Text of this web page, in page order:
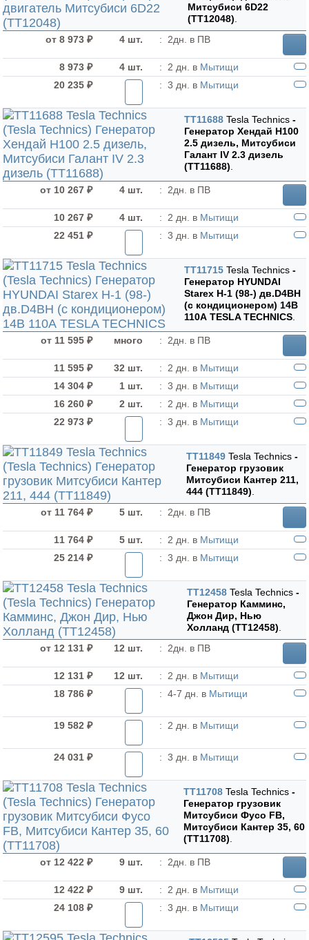
Митсубиси 6D22
(TT12048)
от 8 973 ₽
4 шт. : 2дн. в ПВ
8 973 ₽ 4 шт. : 2 дн. в Мытищи
20 235 ₽
: 3 дн. в Мытищи
TT11688Tesla Technics-
Генератор Хендай H100
2.5 дизель, Митсубиси
Галант IV 2.3 дизель
(TT11688)
от 10 267 ₽ 4 шт. : 2дн. в ПВ
10 267 ₽ 4 шт. : 2 дн. в Мытищи
22 451 ₽
: 3 дн. в Мытищи
TT11715Tesla Technics-
Генератор HYUNDAI
Starex H-1 (98-) дв.D4BH
(с кондиционером) 14В
110А TESLA TECHNICS
от 11 595 ₽ много : 2дн. в ПВ
11 595 ₽ 32 шт. : 2 дн. в Мытищи
14 304 ₽
1 шт. : 3 дн. в Мытищи
16 260 ₽
2 шт. : 2 дн. в Мытищи
22 973 ₽
: 3 дн. в Мытищи
TT11849Tesla Technics-
Генератор грузовик
Митсубиси Кантер 211,
444 (TT11849)
от 11 764 ₽
5 шт. : 2дн. в ПВ
11 764 ₽ 5 шт. : 2 дн. в Мытищи
25 214 ₽
: 3 дн. в Мытищи
TT12458Tesla Technics-
Генератор Камминс,
Джон Дир, Нью
Холланд (TT12458)
от 12 131 ₽
12 шт. : 2дн. в ПВ
12 131 ₽ 12 шт. : 2 дн. в Мытищи
18 786 ₽
: 4-7 дн. в Мытищи
19 582 ₽ : 2 дн. в Мытищи
24 031 ₽ : 3 дн. в Мытищи
TT11708Tesla Technics-
Генератор грузовик
Митсубиси Фусо FB,
Митсубиси Кантер 35, 60
(TT11708)
от 12 422 ₽ 9 шт. : 2дн. в ПВ
12 422 ₽ 9 шт. : 2 дн. в Мытищи
24 108 ₽
: 3 дн. в Мытищи